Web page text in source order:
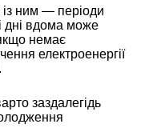
із ним — періоди
дні вдома може
немає
електроенергії
заздалегідь